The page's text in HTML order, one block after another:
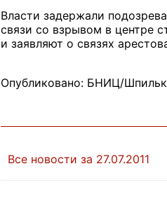
Власти задержали
связи со взрывом в центре
и заявляют о связях
Опубликовано: БНИЦ/
Все новости за 27.07.2011